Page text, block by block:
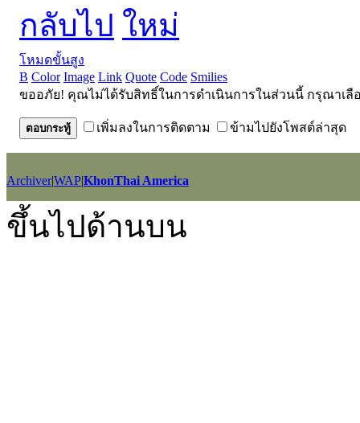
กลับไป
โหมดขั้นสูง
B Color Image Link Quote Code Smilies
ขออภัย! คุณไม่ได้รับสิทธิ์ในการดำเนินการในส่วนนี้ กรุณาเลื
ตอบกระทู้ เพิ่มลงในการติดตาม ข้ามไปยังโพสต์ล่าสุด
Archiver|WAP|KhonThai America
GMT+7, 2026-8-9 09:18
Powered by Discuz! X2.5Language by
ขึ้นไปด้านบน